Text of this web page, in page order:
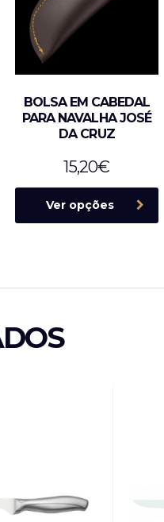
BOLSA EM CABEDAL
PARA NAVALHA JOSÉ
DA CRUZ
15,20€
Ver opções